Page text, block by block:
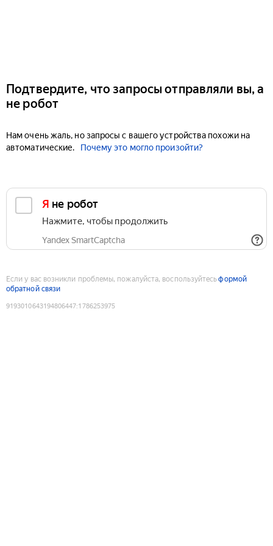
Подтвердите, что запросы отправляли вы, а
не робот
Нам очень жаль, но запросы с вашего устройства похожи на
автоматические.
Почему это могло произойти?
Я не робот
Нажмите, чтобы продолжить
Yandex SmartCaptcha
Если у вас возникли проблемы, пожалуйста, воспользуйтесьформой
обратной связи
9193010643194806447:1786253975